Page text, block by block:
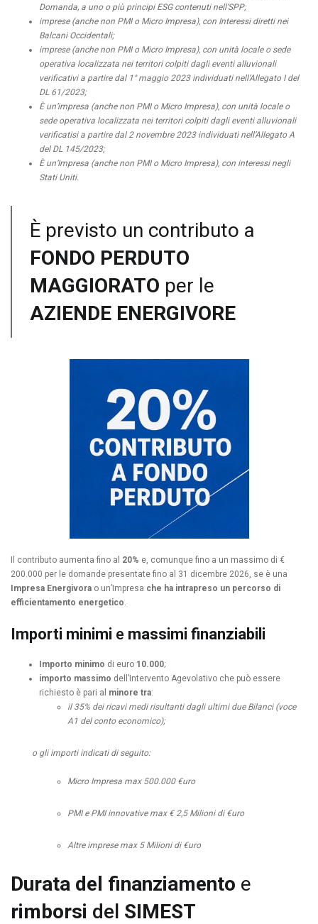
Domanda, a uno o più principi ESG contenuti nell’SPP;
imprese (anche non PMI o Micro Impresa), con Interessi diretti nei
Balcani Occidentali;
imprese (anche non PMI o Micro Impresa), con unità locale o sede
operativa localizzata nei territori colpiti dagli eventi alluvionali
verificativi a partire dal 1° maggio 2023 individuati nell’Allegato I del
DL 61/2023;
‌È un’impresa (anche non PMI o Micro Impresa), con unità locale o
sede operativa localizzata nei territori colpiti dagli eventi alluvionali
verificatisi a partire dal 2 novembre 2023 individuati nell’Allegato A
del DL 145/2023;
È un’Impresa (anche non PMI o Micro Impresa), con interessi negli
Stati Uniti.
È previsto un contributo a
FONDO PERDUTO
MAGGIORATO per le
AZIENDE ENERGIVORE
Il contributo aumenta fino al 20% e, comunque fino a un massimo di €
200.000 per le domande presentate fino al 31 dicembre 2026, se è una
Impresa Energivora o un’Impresa che ha intrapreso un percorso di
efficientamento energetico.
Importi minimi e massimi finanziabili
Importo minimo di euro 10.000;
importo massimo dell’Intervento Agevolativo che può essere
richiesto è pari al minore tra:
il 35% dei ricavi medi risultanti dagli ultimi due Bilanci (voce
A1 del conto economico);
o gli importi indicati di seguito:
Micro Impresa max 500.000 €uro
PMI e PMI innovative max € 2,5 Milioni di €uro
Altre imprese max 5 Milioni di €uro
Durata del finanziamento e
rimborsi del SIMEST